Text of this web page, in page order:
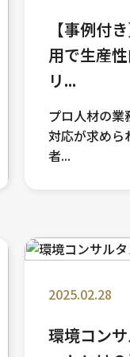
【事例付
用で生産
リ...
プロ人材の
対応が求めら
者...
2025.02.28
環境コン